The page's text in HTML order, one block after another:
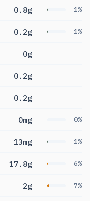
0.8g 1%
0.2g 1%
0g
0.2g
0.2g
0mg 0%
13mg 1%
17.8g 6%
2g 7%